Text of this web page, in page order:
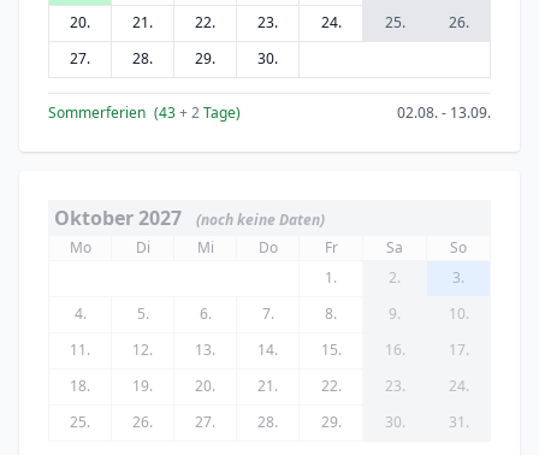
20.
21. 22. 23. 24. 25.
26.
27.
28. 29. 30.
Sommerferien (43+ 2Tage) 02.08. - 13.09.
Oktober 2027
(noch keine Daten)
Mo
Di Mi Do Fr Sa
So
1.
2.
3.
4.
5. 6. 7. 8. 9.
10.
11.
12. 13. 14. 15. 16.
17.
18.
19. 20. 21. 22. 23.
24.
25.
26. 27. 28. 29. 30. 31.